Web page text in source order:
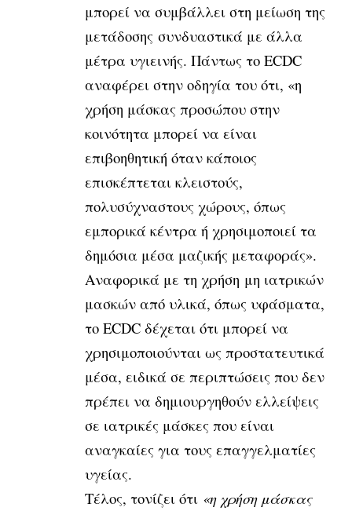
μπορεί να συμβάλλει στη μείωση της
μετάδοσης συνδυαστικά με άλλα
μέτρα υγιεινής. Πάντως το ECDC
αναφέρει στην οδηγία του ότι, «η
χρήση μάσκας προσώπου στην
κοινότητα μπορεί να είναι
επιβοηθητική όταν κάποιος
επισκέπτεται κλειστούς,
πολυσύχναστους χώρους, όπως
εμπορικά κέντρα ή χρησιμοποιεί τα
δημόσια μέσα μαζικής μεταφοράς».
Αναφορικά με τη χρήση μη ιατρικών
μασκών από υλικά, όπως υφάσματα,
το ECDC δέχεται ότι μπορεί να
χρησιμοποιούνται ως προστατευτικά
μέσα, ειδικά σε περιπτώσεις που δεν
πρέπει να δημιουργηθούν ελλείψεις
σε ιατρικές μάσκες που είναι
αναγκαίες για τους επαγγελματίες
υγείας.
Τέλος, τονίζει ότι «η χρήση μάσκας